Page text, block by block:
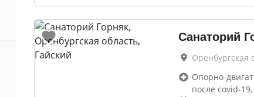
Санаторий
Оренбургская
Опорно-
после covid-